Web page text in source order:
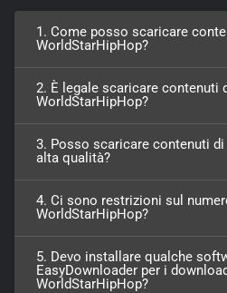
1. Come posso scaricare
WorldStarHipHop?
2. È legale scaricare contenuti
WorldStarHipHop?
3. Posso scaricare contenuti
alta qualità?
4. Ci sono restrizioni sul
WorldStarHipHop?
5. Devo installare qualche
EasyDownloader per i
WorldStarHipHop?